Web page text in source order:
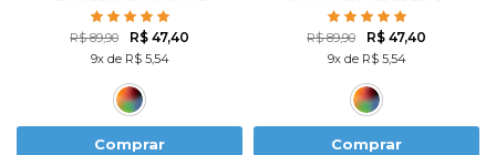
MASCULINO AVULSO
R$ 89,90 R$ 47,40
9x de R$ 5,54
Comprar
AVULSO
R$ 89,90 R$ 47,40
9x de R$ 5,54
Comprar